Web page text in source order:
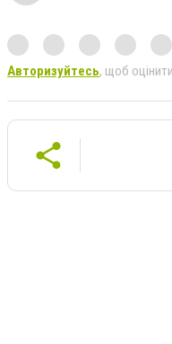
Авторизуйтесь, щоб оцінити